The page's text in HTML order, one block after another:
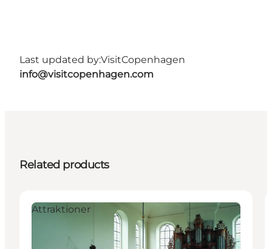
Last updated by:VisitCopenhagen
info@visitcopenhagen.com
Related products
Attraktioner